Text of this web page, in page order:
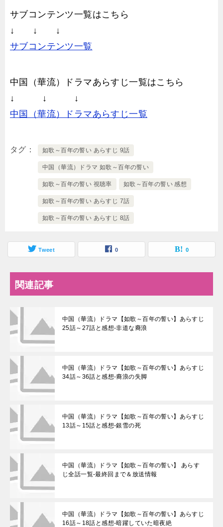
サブコンテンツ一覧はこちら
↓ ↓ ↓
サブコンテンツ一覧
中国（華流）ドラマあらすじ一覧はこちら
↓ ↓ ↓
中国（華流）ドラマあらすじ一覧
タグ 如歌～百年の誓い あらすじ 9話
中国（華流）ドラマ 如歌～百年の誓い
如歌～百年の誓い 視聴率 如歌～百年の誓い 感想
如歌～百年の誓い あらすじ 7話
如歌～百年の誓い あらすじ 8話
Tweet 0 0
関連記事
中国（華流）ドラマ【如歌～百年の誓い】あらすじ
25話～27話と感想-非道な裔浪
中国（華流）ドラマ【如歌～百年の誓い】あらすじ
34話～36話と感想-裔浪の失脚
中国（華流）ドラマ【如歌～百年の誓い】あらすじ
13話～15話と感想-銀雪の死
中国（華流）ドラマ【如歌～百年の誓い】 あらす
じ全話一覧-最終回まで＆放送情報
中国（華流）ドラマ【如歌～百年の誓い】あらすじ
16話～18話と感想-暗躍していた暗夜絶